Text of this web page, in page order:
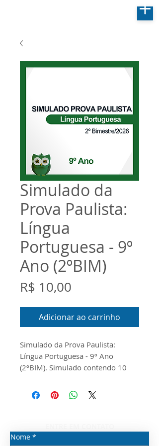
Simulado da
Prova Paulista:
Língua
Portuguesa - 9º
Ano (2ºBIM)
R$ 10,00
Adicionar ao carrinho
Simulado da Prova Paulista:
Língua Portuguesa - 9º Ano
(2ºBIM). Simulado contendo 10
Nome *